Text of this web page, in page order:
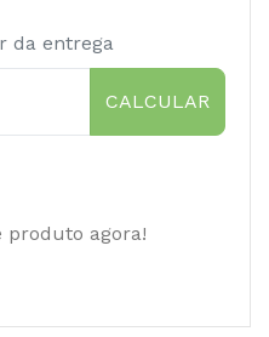
da entrega
CALCULAR
produto agora!